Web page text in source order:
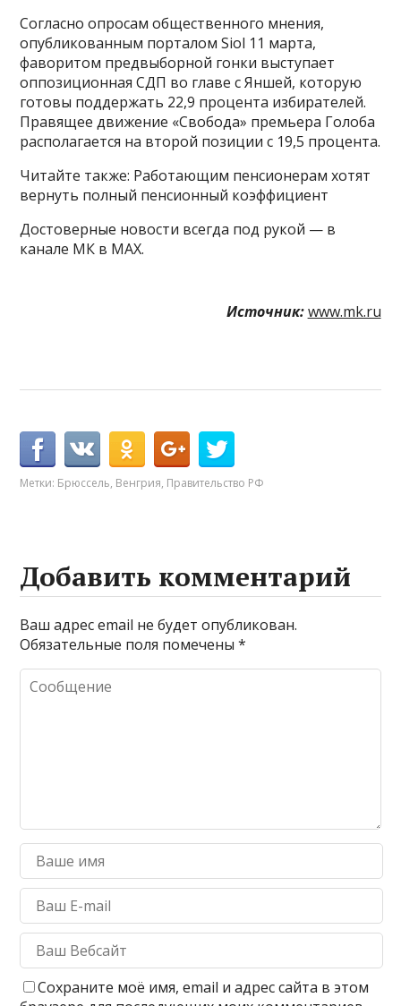
Согласно опросам общественного мнения,
опубликованным порталом Siol 11 марта,
фаворитом предвыборной гонки выступает
оппозиционная СДП во главе с Яншей, которую
готовы поддержать 22,9 процента избирателей.
Правящее движение «Свобода» премьера Голоба
располагается на второй позиции с 19,5 процента.
Читайте также: Работающим пенсионерам хотят
вернуть полный пенсионный коэффициент
Достоверные новости всегда под рукой — в
канале МК в MAX.
Источник: www.mk.ru
Метки: Брюссель, Венгрия, Правительство РФ
Добавить комментарий
Ваш адрес email не будет опубликован.
Обязательные поля помечены*
Сохраните моё имя, email и адрес сайта в этом